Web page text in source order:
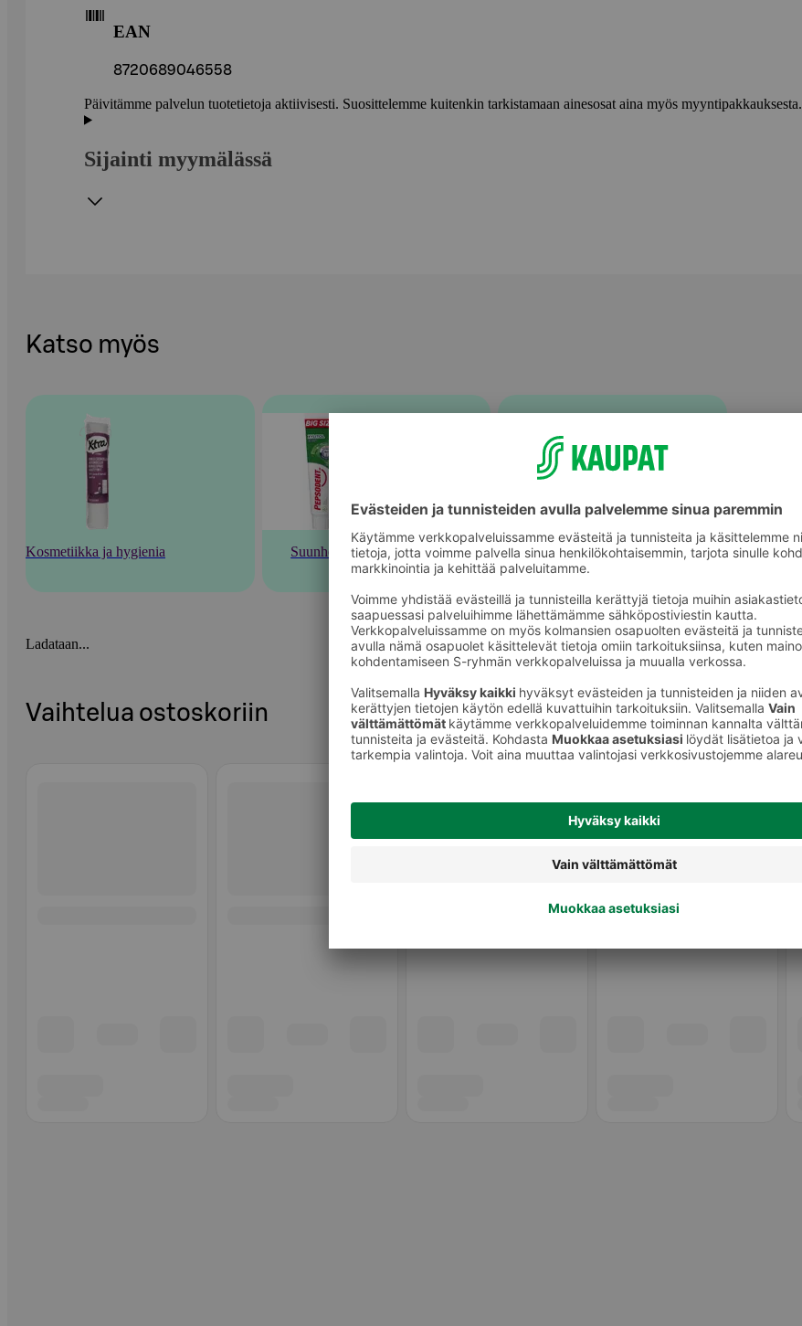
EAN
8720689046558
Päivitämme palvelun tuotetietoja aktiivisesti. Suosittelemme kuitenkin tarkistamaan ainesosat aina myös myyntipakkauksesta.
Sijainti myymälässä
Katso myös
Kosmetiikka ja hygienia Suunhoito Sähköhammasharjat
Ladataan...
Vaihtelua ostoskoriin